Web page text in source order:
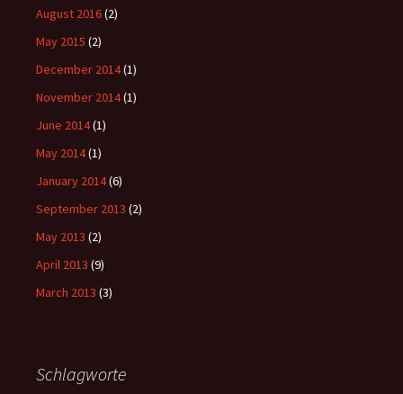
August 2016(2)
May 2015 (2)
December 2014(1)
November 2014(1)
June 2014(1)
May 2014(1)
January 2014(6)
September 2013 (2)
May 2013 (2)
April 2013 (9)
March 2013 (3)
Schlagworte